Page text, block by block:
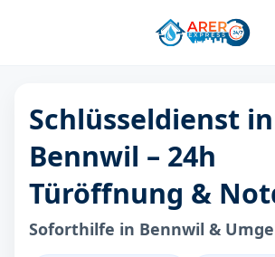
Schlüsseldienst in
Bennwil – 24h
Türöffnung &
Soforthilfe in Bennwil &